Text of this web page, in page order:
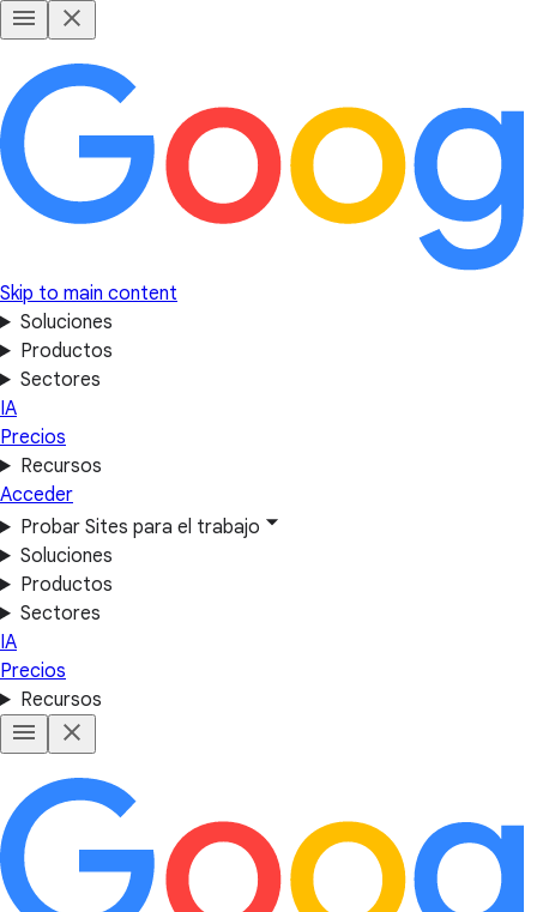
Skip to main content
Soluciones
Productos
Sectores
IA
Precios
Recursos
Acceder
Probar Sites para el trabajo
Soluciones
Productos
Sectores
IA
Precios
Recursos